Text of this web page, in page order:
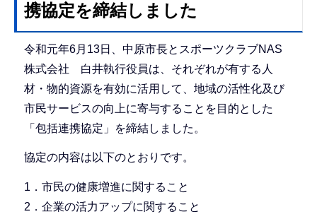
携協定を締結しました
令和元年6月13日、中原市長とスポーツクラブNAS
株式会社 白井執行役員は、それぞれが有する人
材・物的資源を有効に活用して、地域の活性化及び
市民サービスの向上に寄与することを目的とした
「包括連携協定」を締結しました。
協定の内容は以下のとおりです。
1．市民の健康増進に関すること
2．企業の活力アップに関すること